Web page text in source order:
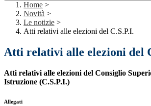
Home >
Novità >
Le notizie >
Atti relativi alle elezioni del C.S.P.I.
Atti relativi alle elezioni del
Atti relativi alle elezioni del Consiglio
Istruzione (C.S.P.I.)
Allegati